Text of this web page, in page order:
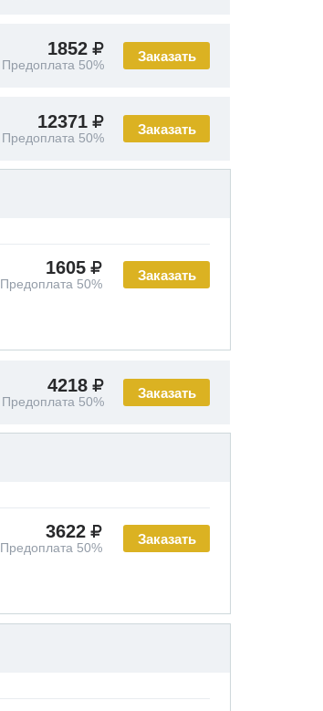
Заказать
1852
Предоплата 50%
Заказать
12371
Предоплата 50%
Заказать
1605
Предоплата 50%
Заказать
4218
Предоплата 50%
Заказать
3622
Предоплата 50%